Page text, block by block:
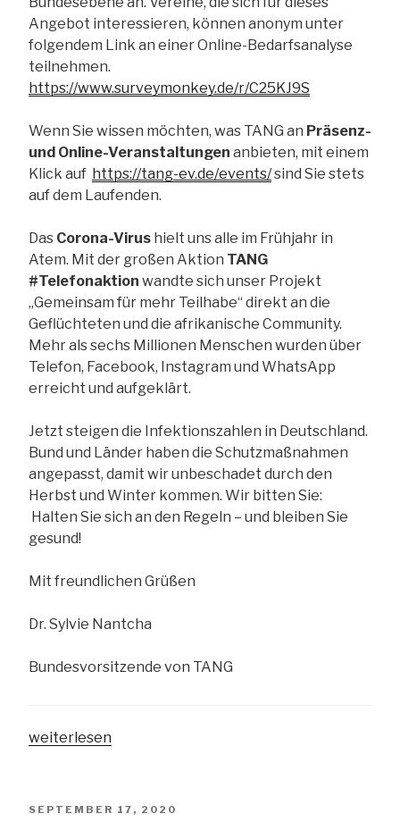
Angebot interessieren, können anonym unter
folgendem Link an einer Online-Bedarfsanalyse
teilnehmen.
https://www.surveymonkey.de/r/C25KJ9S
Wenn Sie wissen möchten, was TANG an Präsenz-
und Online-Veranstaltungen anbieten, mit einem
Klick auf https://tang-ev.de/events/sind Sie stets
auf dem Laufenden.
Das Corona-Virus hielt uns alle im Frühjahr in
Atem. Mit der großen Aktion TANG
#Telefonaktion wandte sich unser Projekt
„Gemeinsam für mehr Teilhabe“ direkt an die
Geflüchteten und die afrikanische Community.
Mehr als sechs Millionen Menschen wurden über
Telefon, Facebook, Instagram und WhatsApp
erreicht und aufgeklärt.
Jetzt steigen die Infektionszahlen in Deutschland.
Bund und Länder haben die Schutzmaßnahmen
angepasst, damit wir unbeschadet durch den
Herbst und Winter kommen. Wir bitten Sie:
Halten Sie sich an den Regeln – und bleiben Sie
gesund!
Mit freundlichen Grüßen
Dr. Sylvie Nantcha
Bundesvorsitzende von TANG
„Zwischen
weiterlesen
VERÖFFENTLICHT
SEPTEMBER 17, 2020